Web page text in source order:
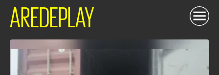
AREDEPLAY